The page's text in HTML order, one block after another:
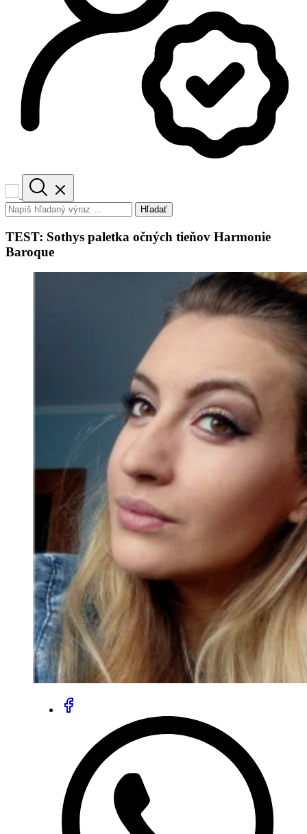
Hľadať
TEST: Sothys paletka očných tieňov Harmonie
Baroque